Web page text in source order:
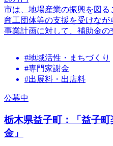
市は、地場産業の振興を図
商工団体等の支援を受けな
事業計画に対して、補助金の
#地域活性・まちづくり
#専門家謝金
#出展料・出店料
公募中
栃木県益子町：「益子
金」